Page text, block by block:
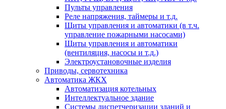
Пульты управления
Реле напряжения, таймеры и т.д.
Щиты управления и автоматики (в т.ч.
управление пожарными насосами)
Щиты управления и автоматики
(вентиляция, насосы и т.д.)
Электроустановочные изделия
Приводы, сервотехника
Автоматика ЖКХ
Автоматизация котельных
Интеллектуальное здание
Системы диспетчеризации зданий и